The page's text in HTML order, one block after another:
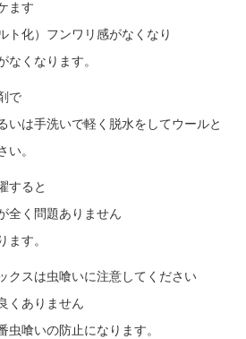
ます
ト化）フンワリ感がなくなり
くなります。
で
いは手洗いで軽く脱水をしてウールと
。
すると
全く問題ありません
す。
クスは虫喰いに注意してください
くありません
喰いの防止になります。